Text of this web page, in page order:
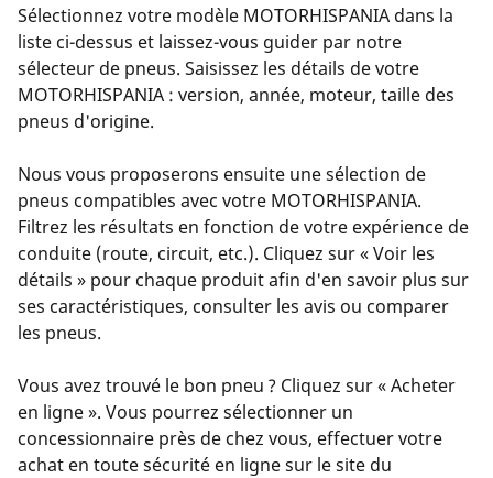
Sélectionnez votre modèle MOTORHISPANIA dans la
liste ci-dessus et laissez-vous guider par notre
sélecteur de pneus. Saisissez les détails de votre
MOTORHISPANIA : version, année, moteur, taille des
pneus d'origine.
Nous vous proposerons ensuite une sélection de
pneus compatibles avec votre MOTORHISPANIA.
Filtrez les résultats en fonction de votre expérience de
conduite (route, circuit, etc.). Cliquez sur « Voir les
détails » pour chaque produit afin d'en savoir plus sur
ses caractéristiques, consulter les avis ou comparer
les pneus.
Vous avez trouvé le bon pneu ? Cliquez sur « Acheter
en ligne ». Vous pourrez sélectionner un
concessionnaire près de chez vous, effectuer votre
achat en toute sécurité en ligne sur le site du